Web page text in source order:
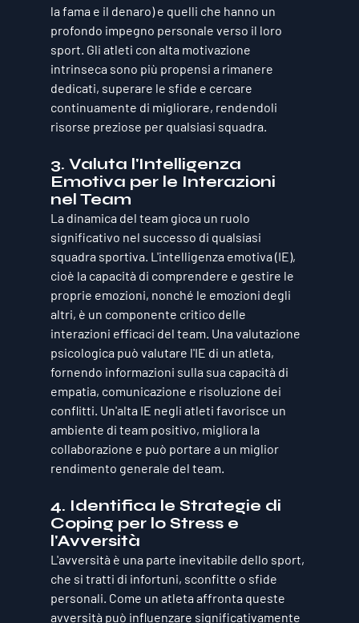
la fama e il denaro) e quelli che hanno un
profondo impegno personale verso il loro
sport. Gli atleti con alta motivazione
intrinseca sono più propensi a rimanere
dedicati, superare le sfide e cercare
continuamente di migliorare, rendendoli
risorse preziose per qualsiasi squadra.
3. Valuta l'Intelligenza
Emotiva per le Interazioni
nel Team
La dinamica del team gioca un ruolo
significativo nel successo di qualsiasi
squadra sportiva. L'intelligenza emotiva (IE),
cioè la capacità di comprendere e gestire le
proprie emozioni, nonché le emozioni degli
altri, è un componente critico delle
interazioni efficaci del team. Una valutazione
psicologica può valutare l'IE di un atleta,
fornendo informazioni sulla sua capacità di
empatia, comunicazione e risoluzione dei
conflitti. Un'alta IE negli atleti favorisce un
ambiente di team positivo, migliora la
collaborazione e può portare a un miglior
rendimento generale del team.
4. Identifica le Strategie di
Coping per lo Stress e
l'Avversità
L'avversità è una parte inevitabile dello sport,
che si tratti di infortuni, sconfitte o sfide
personali. Come un atleta affronta queste
avversità può influenzare significativamente